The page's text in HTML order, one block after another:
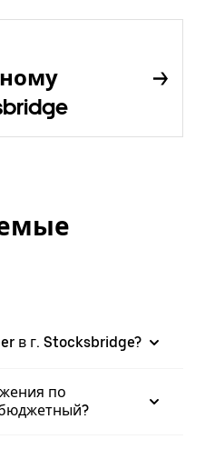
в г. Stocksbridge?
по